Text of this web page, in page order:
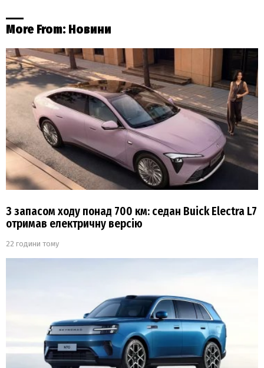
More From: Новини
З запасом ходу понад 700 км: седан Buick Electra L7
отримав електричну версію
22 години тому